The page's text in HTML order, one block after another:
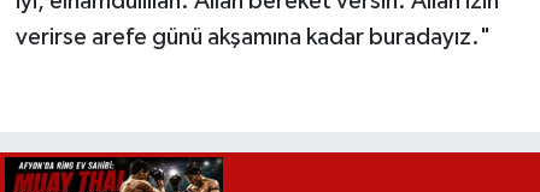
verirse arefe günü akşamına kadar buradayız."